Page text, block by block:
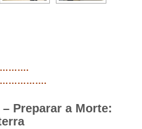
– Preparar a Morte: